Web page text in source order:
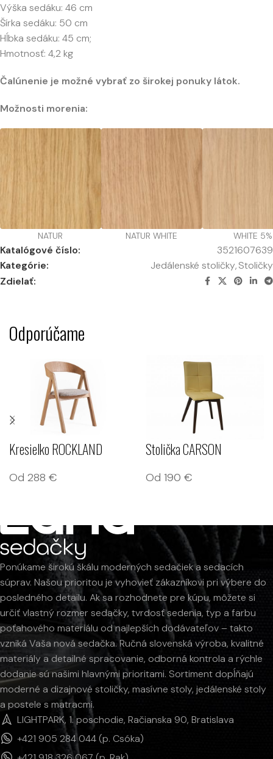
Výška sedáku: 46 cm
Šírka sedáku: 50 cm
Hĺbka sedáku: 45 cm;
Hmotnosť: 4,2 kg
Čalúnenie je možné vybrať zo širokej ponuky látok.
Možnosti morenia:
NATUR NATUR WHITE WHITE 5%
Katalógové číslo:
3521607639
Kategórie:
Jedálenské stoličky,Stoličky
Zdielať:
Odporúčame
Kresielko ROCKLAND
Od 288 €
Stolička CARSON
Od 190 €
Ponúkame širokú škálu moderných sedačiek a sedacích
súprav. Našou prioritou je vyhovieť zákazníkovi pri výbere do
posledného detailu. Ak sa rozhodnete pre kúpu, môžete si
určiť vlastný rozmer sedačky, tvrdosť sedenia, typ a farbu
poťahového materiálu od najlepších dodávateľov – takto
vzniká Vaša nová sedačka. Ručná slovenská výroba, kvalitné
materiály a detailné spracovanie, odborná kontrola a rýchle
dodanie sú našimi hlavnými prioritami. Sortiment dopĺňajú
moderné a dizajnové stoličky, masívne stoly, jedálenské stoly
a postele s matracmi.
LIGHTPARK, 1. poschodie, Račianska 90, Bratislava
+421 905 284 044 (p. Csóka)